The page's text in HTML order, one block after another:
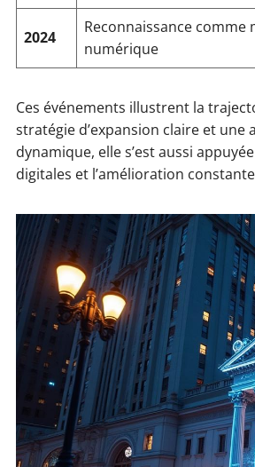
2024
Reconnaissance comme
numérique
Ces événements illustrent la
stratégie d’expansion claire et
dynamique, elle s’est aussi
digitales et l’amélioration